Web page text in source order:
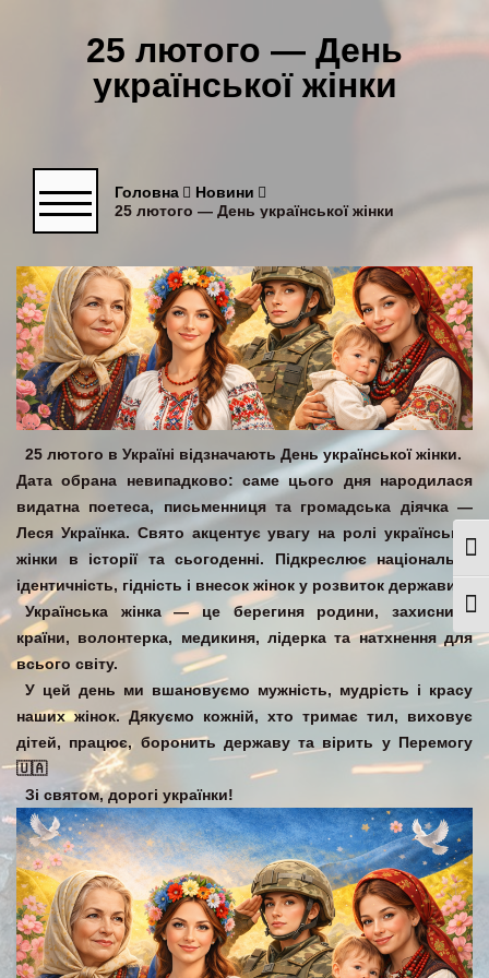
25 лютого — День
української жінки
Головна
Новини
25 лютого — День української жінки
25 лютого в Україні відзначають День української жінки.
Дата обрана невипадково: саме цього дня народилася
видатна поетеса, письменниця та громадська діячка —
Леся Українка. Свято акцентує увагу на ролі української
жінки в історії та сьогоденні. Підкреслює національну
ідентичність, гідність і внесок жінок у розвиток держави.
Українська жінка — це берегиня родини, захисниця
країни, волонтерка, медикиня, лідерка та натхнення для
всього світу.
У цей день ми вшановуємо мужність, мудрість і красу
наших жінок. Дякуємо кожній, хто тримає тил, виховує
дітей, працює, боронить державу та вірить у Перемогу
🇺🇦
Зі святом, дорогі українки!